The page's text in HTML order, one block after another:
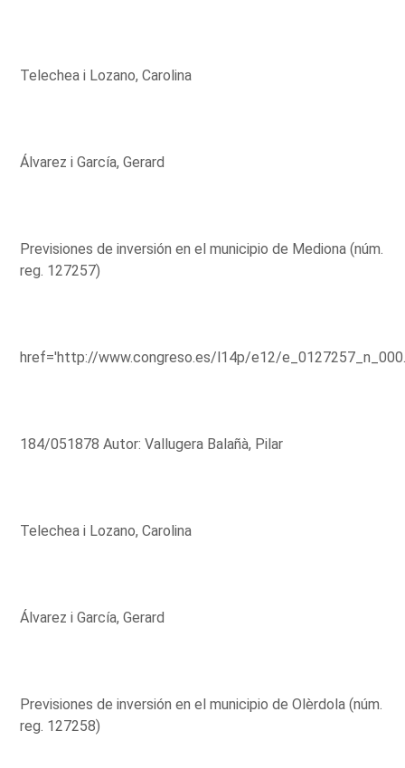
Telechea i Lozano, Carolina
Álvarez i García, Gerard
Previsiones de inversión en el municipio de Mediona (núm.
reg. 127257)
href='http://www.congreso.es/l14p/e12/
184/051878 Autor: Vallugera Balañà, Pilar
Telechea i Lozano, Carolina
Álvarez i García, Gerard
Previsiones de inversión en el municipio de Olèrdola (núm.
reg. 127258)